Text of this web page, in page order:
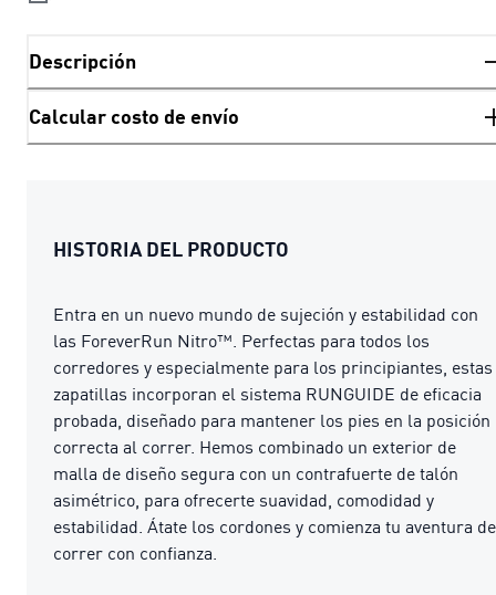
Descripción
Calcular costo de envío
HISTORIA DEL PRODUCTO
Entra en un nuevo mundo de sujeción y estabilidad con
las ForeverRun Nitro™. Perfectas para todos los
corredores y especialmente para los principiantes, estas
zapatillas incorporan el sistema RUNGUIDE de eficacia
probada, diseñado para mantener los pies en la posición
correcta al correr. Hemos combinado un exterior de
malla de diseño segura con un contrafuerte de talón
asimétrico, para ofrecerte suavidad, comodidad y
estabilidad. Átate los cordones y comienza tu aventura de
correr con confianza.